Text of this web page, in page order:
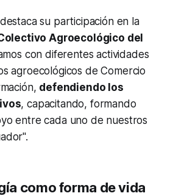
su participación en la
Agroecológico del
con diferentes actividades
agroecológicos de Comercio
defendiendo los
, capacitando, formando
entre cada uno de nuestros
como forma de vida